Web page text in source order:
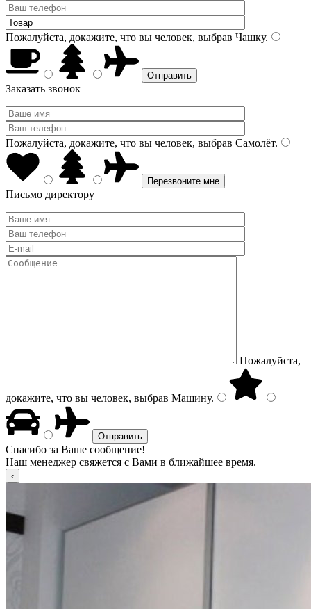
Пожалуйста, докажите, что вы человек, выбрав Чашку.
Заказать звонок
Пожалуйста, докажите, что вы человек, выбрав Самолёт.
Письмо директору
Пожалуйста,
докажите, что вы человек, выбрав Машину.
Спасибо за Ваше сообщение!
Наш менеджер свяжется с Вами в ближайшее время.